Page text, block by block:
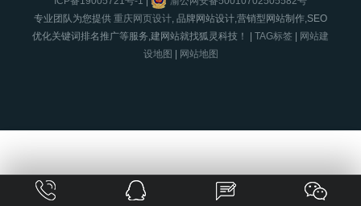
专业团队为您提供 重庆网页设计, 品牌网站设计,营销型网站制作,SEO
优化关键词排名推广等服务,建网站就找狐灵科技！ | TAG标签
网站建
设地图
网站地图